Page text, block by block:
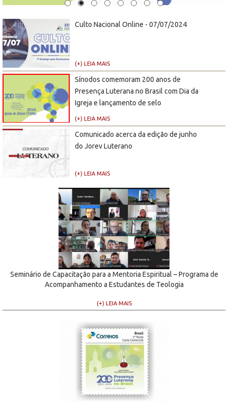
Culto Nacional Online - 07/07/2024
(+) LEIA MAIS
Sínodos comemoram 200 anos de
Presença Luterana no Brasil com Dia da
Igreja e lançamento de selo
(+) LEIA MAIS
Comunicado acerca da edição de junho
do Jorev Luterano
(+) LEIA MAIS
Seminário de Capacitação para a Mentoria Espiritual – Programa de
Acompanhamento a Estudantes de Teologia
(+) LEIA MAIS